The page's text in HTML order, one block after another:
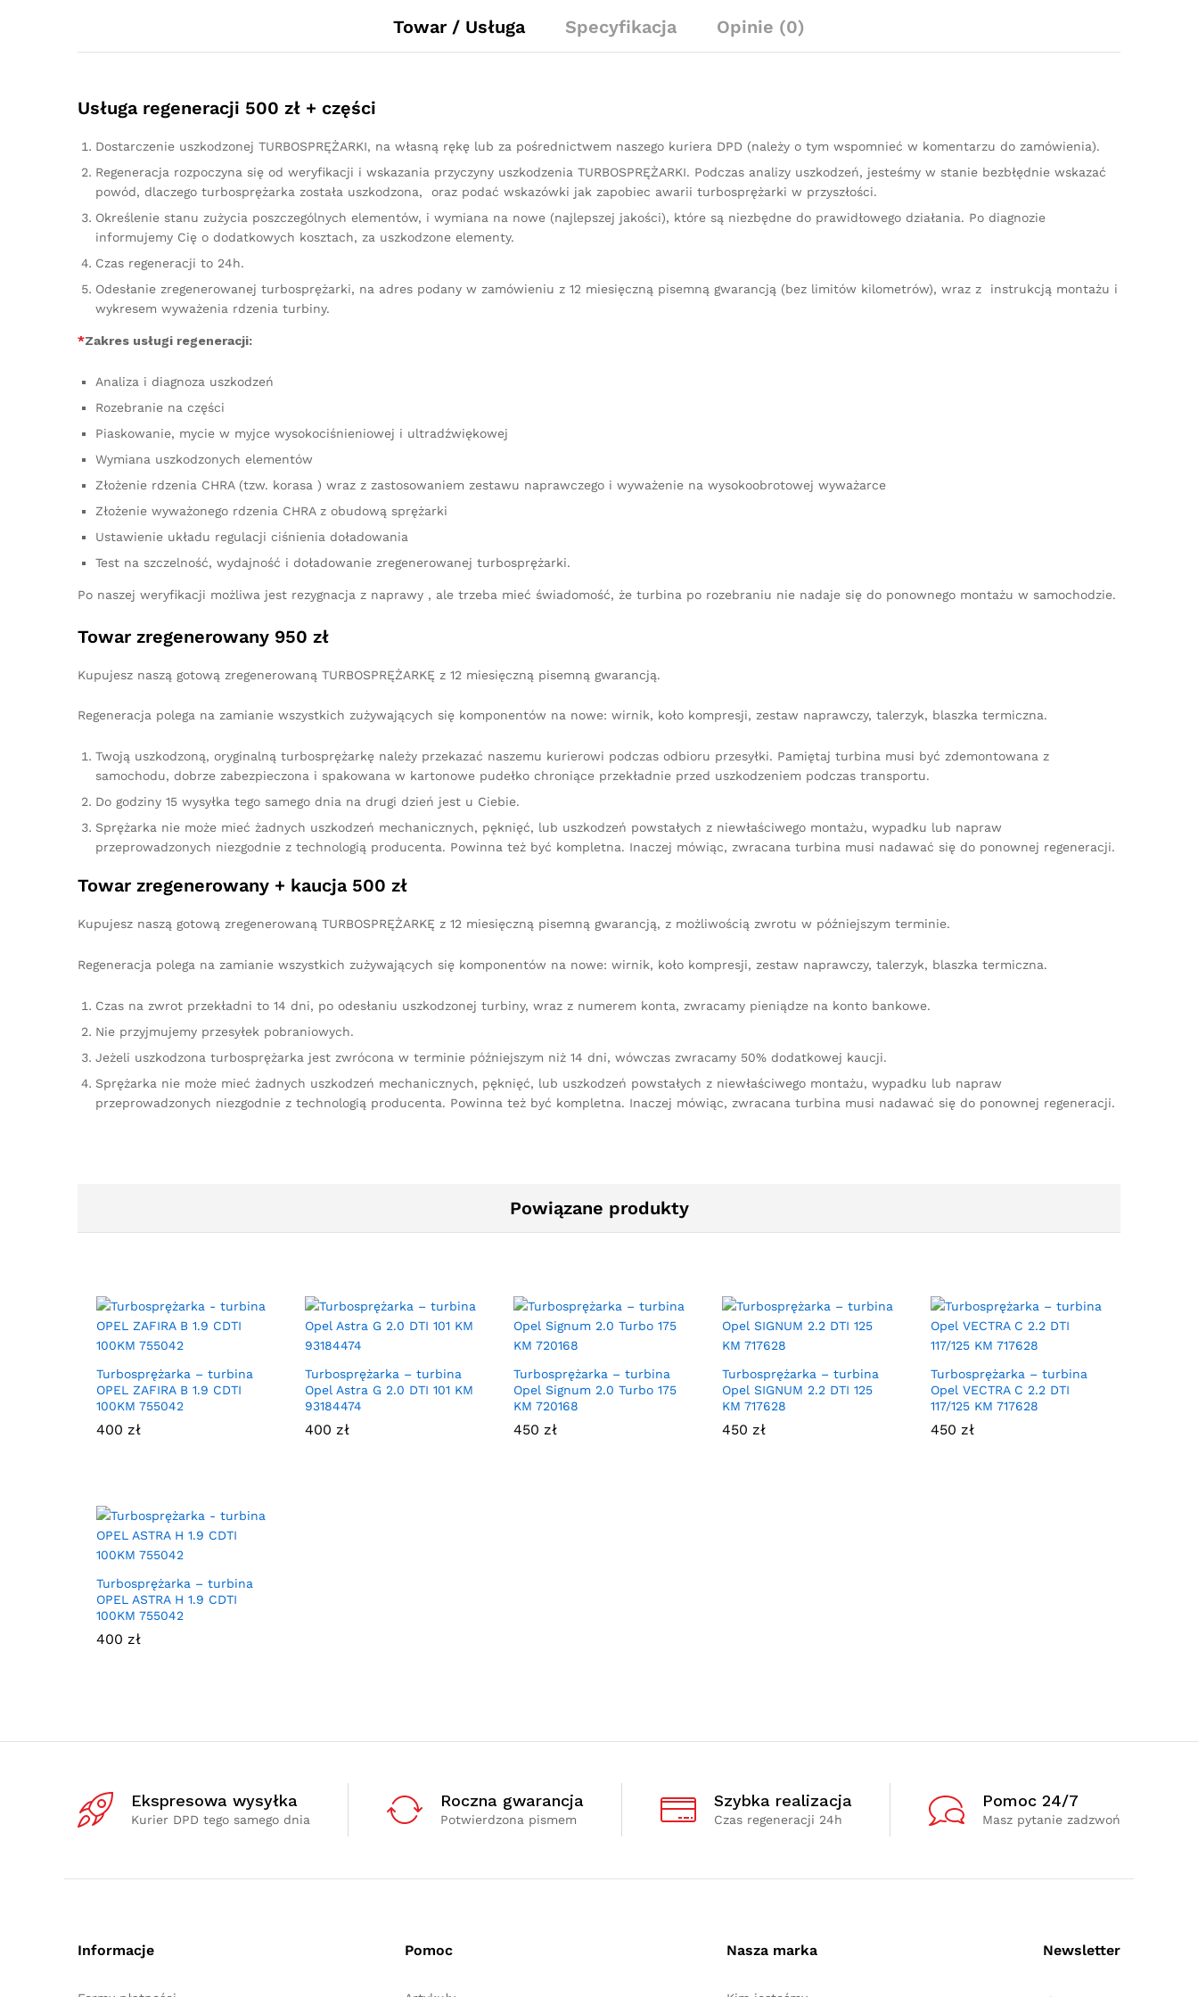
Towar / Usługa Specyfikacja Opinie (0)
Usługa regeneracji 500 zł + części
Dostarczenie uszkodzonej TURBOSPRĘŻARKI, na własną rękę lub za pośrednictwem naszego kuriera DPD (należy o tym wspomnieć w komentarzu do zamówienia).
Regeneracja rozpoczyna się od weryfikacji i wskazania przyczyny uszkodzenia TURBOSPRĘŻARKI. Podczas analizy uszkodzeń, jesteśmy w stanie bezbłędnie wskazać
powód, dlaczego turbosprężarka została uszkodzona, oraz podać wskazówki jak zapobiec awarii turbosprężarki w przyszłości.
Określenie stanu zużycia poszczególnych elementów, i wymiana na nowe (najlepszej jakości), które są niezbędne do prawidłowego działania. Po diagnozie
informujemy Cię o dodatkowych kosztach, za uszkodzone elementy.
Czas regeneracji to 24h.
Odesłanie zregenerowanej turbosprężarki, na adres podany w zamówieniu z 12 miesięczną pisemną gwarancją (bez limitów kilometrów), wraz z instrukcją montażu i
wykresem wyważenia rdzenia turbiny.
*Zakres usługi regeneracji:
Analiza i diagnoza uszkodzeń
Rozebranie na części
Piaskowanie, mycie w myjce wysokociśnieniowej i ultradźwiękowej
Wymiana uszkodzonych elementów
Złożenie rdzenia CHRA (tzw. korasa ) wraz z zastosowaniem zestawu naprawczego i wyważenie na wysokoobrotowej wyważarce
Złożenie wyważonego rdzenia CHRA z obudową sprężarki
Ustawienie układu regulacji ciśnienia doładowania
Test na szczelność, wydajność i doładowanie zregenerowanej turbosprężarki.
Po naszej weryfikacji możliwa jest rezygnacja z naprawy , ale trzeba mieć świadomość, że turbina po rozebraniu nie nadaje się do ponownego montażu w samochodzie.
Towar zregenerowany 950 zł
Kupujesz naszą gotową zregenerowaną TURBOSPRĘŻARKĘ z 12 miesięczną pisemną gwarancją.
Regeneracja polega na zamianie wszystkich zużywających się komponentów na nowe: wirnik, koło kompresji, zestaw naprawczy, talerzyk, blaszka termiczna.
Twoją uszkodzoną, oryginalną turbosprężarkę należy przekazać naszemu kurierowi podczas odbioru przesyłki. Pamiętaj turbina musi być zdemontowana z
samochodu, dobrze zabezpieczona i spakowana w kartonowe pudełko chroniące przekładnie przed uszkodzeniem podczas transportu.
Do godziny 15 wysyłka tego samego dnia na drugi dzień jest u Ciebie.
Sprężarka nie może mieć żadnych uszkodzeń mechanicznych, pęknięć, lub uszkodzeń powstałych z niewłaściwego montażu, wypadku lub napraw
przeprowadzonych niezgodnie z technologią producenta. Powinna też być kompletna. Inaczej mówiąc, zwracana turbina musi nadawać się do ponownej regeneracji.
Towar zregenerowany + kaucja 500 zł
Kupujesz naszą gotową zregenerowaną TURBOSPRĘŻARKĘ z 12 miesięczną pisemną gwarancją, z możliwością zwrotu w późniejszym terminie.
Regeneracja polega na zamianie wszystkich zużywających się komponentów na nowe: wirnik, koło kompresji, zestaw naprawczy, talerzyk, blaszka termiczna.
Czas na zwrot przekładni to 14 dni, po odesłaniu uszkodzonej turbiny, wraz z numerem konta, zwracamy pieniądze na konto bankowe.
Nie przyjmujemy przesyłek pobraniowych.
Jeżeli uszkodzona turbosprężarka jest zwrócona w terminie późniejszym niż 14 dni, wówczas zwracamy 50% dodatkowej kaucji.
Sprężarka nie może mieć żadnych uszkodzeń mechanicznych, pęknięć, lub uszkodzeń powstałych z niewłaściwego montażu, wypadku lub napraw
przeprowadzonych niezgodnie z technologią producenta. Powinna też być kompletna. Inaczej mówiąc, zwracana turbina musi nadawać się do ponownej regeneracji.
Powiązane produkty
Turbosprężarka – turbina
OPEL ZAFIRA B 1.9 CDTI
100KM 755042
400 zł
Turbosprężarka – turbina
Opel Astra G 2.0 DTI 101 KM
93184474
400 zł
Turbosprężarka – turbina
Opel Signum 2.0 Turbo 175
KM 720168
450 zł
Turbosprężarka – turbina
Opel SIGNUM 2.2 DTI 125
KM 717628
450 zł
Turbosprężarka – turbina
Opel VECTRA C 2.2 DTI
117/125 KM 717628
450 zł
Turbosprężarka – turbina
OPEL ASTRA H 1.9 CDTI
100KM 755042
400 zł
Ekspresowa wysyłka
Kurier DPD tego samego dnia
Roczna gwarancja
Potwierdzona pismem
Szybka realizacja
Czas regeneracji 24h
Pomoc 24/7
Masz pytanie zadzwoń
Informacje Pomoc Nasza marka Newsletter